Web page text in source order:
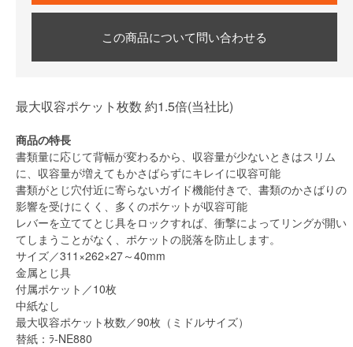
この商品について問い合わせる
最大収容ポケット枚数 約1.5倍(当社比)
商品の特長
書類量に応じて背幅が変わるから、収容量が少ないときはスリム
に、収容量が増えてもかさばらずにキレイに収容可能
書類がとじ穴付近に寄らないガイド機能付きで、書類のかさばりの
影響を受けにくく、多くのポケットが収容可能
レバーを立ててとじ具をロックすれば、衝撃によってリングが開い
てしまうことがなく、ポケットの脱落を防止します。
サイズ／311×262×27～40mm
金属とじ具
付属ポケット／10枚
中紙なし
最大収容ポケット枚数／90枚（ミドルサイズ）
替紙：ﾗ-NE880